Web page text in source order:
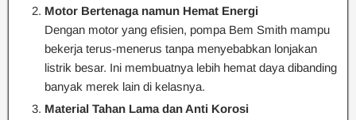
Motor Bertenaga namun Hemat Energi
Dengan motor yang efisien, pompa Bem Smith mampu
bekerja terus-menerus tanpa menyebabkan lonjakan
listrik besar. Ini membuatnya lebih hemat daya dibanding
banyak merek lain di kelasnya.
Material Tahan Lama dan Anti Korosi